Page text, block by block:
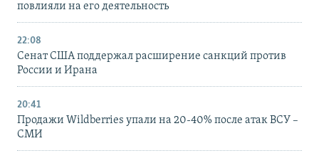
повлияли на его деятельность
22:08
Сенат США поддержал расширение санкций против
России и Ирана
20:41
Продажи Wildberries упали на 20-40% после атак ВСУ –
СМИ